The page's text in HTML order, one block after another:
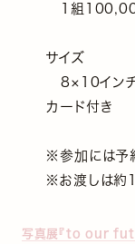
1組
サイズ
8×10インチ
カード付き
※参加には予
※お渡しは約1
写真展『to our